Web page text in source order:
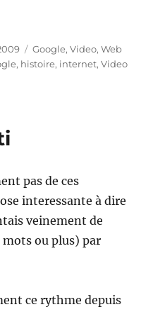
Catégories
Google,Video,Web
, histoire, internet,Video
pas de ces
interessante à dire
veinement de
ou plus) par
ce rythme depuis